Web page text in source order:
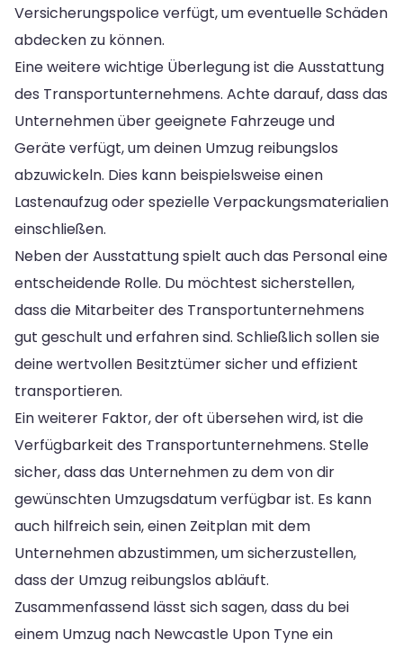
Versicherungspolice verfügt, um eventuelle Schäden
abdecken zu können.
Eine weitere wichtige Überlegung ist die Ausstattung
des Transportunternehmens. Achte darauf, dass das
Unternehmen über geeignete Fahrzeuge und
Geräte verfügt, um deinen Umzug reibungslos
abzuwickeln. Dies kann beispielsweise einen
Lastenaufzug oder spezielle Verpackungsmaterialien
einschließen.
Neben der Ausstattung spielt auch das Personal eine
entscheidende Rolle. Du möchtest sicherstellen,
dass die Mitarbeiter des Transportunternehmens
gut geschult und erfahren sind. Schließlich sollen sie
deine wertvollen Besitztümer sicher und effizient
transportieren.
Ein weiterer Faktor, der oft übersehen wird, ist die
Verfügbarkeit des Transportunternehmens. Stelle
sicher, dass das Unternehmen zu dem von dir
gewünschten Umzugsdatum verfügbar ist. Es kann
auch hilfreich sein, einen Zeitplan mit dem
Unternehmen abzustimmen, um sicherzustellen,
dass der Umzug reibungslos abläuft.
Zusammenfassend lässt sich sagen, dass du bei
einem Umzug nach Newcastle Upon Tyne ein